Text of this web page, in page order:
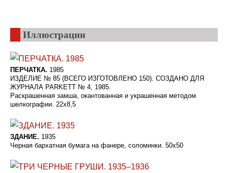
Иллюстрации
ПЕРЧАТКА. 1985
ИЗДЕЛИЕ № 85 (ВСЕГО ИЗГОТОВЛЕНО 150). СОЗДАНО ДЛЯ
ЖУРНАЛА PARKETT № 4, 1985.
Раскрашенная замша, окантованная и украшенная методом
шелкографии. 22x8,5
ЗДАНИЕ. 1935
Черная бархатная бумага на фанере, соломинки. 50x50